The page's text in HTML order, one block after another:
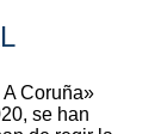
Coruña»
se han